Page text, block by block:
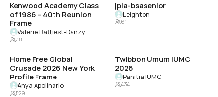
Kenwood Academy Class
of 1986 – 40th Reunion
Frame
Valerie Battiest-Danzy
38
jpia-bsasenior
Leighton
61
Home Free Global
Crusade 2026 New York
Profile Frame
Anya Apolinario
529
Twibbon Umum IUMC
2026
Panitia IUMC
434